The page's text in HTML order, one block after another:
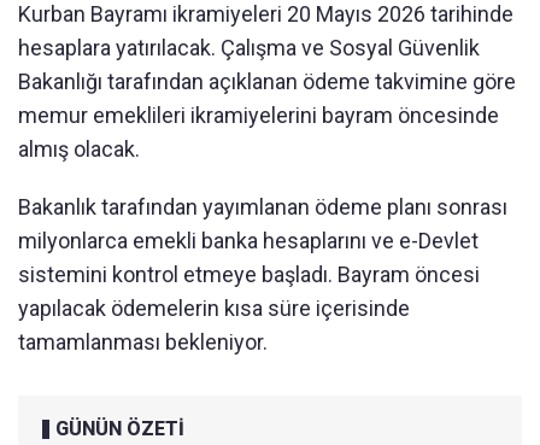
Kurban Bayramı ikramiyeleri 20 Mayıs 2026 tarihinde
hesaplara yatırılacak. Çalışma ve Sosyal Güvenlik
Bakanlığı tarafından açıklanan ödeme takvimine göre
memur emeklileri ikramiyelerini bayram öncesinde
almış olacak.
Bakanlık tarafından yayımlanan ödeme planı sonrası
milyonlarca emekli banka hesaplarını ve e-Devlet
sistemini kontrol etmeye başladı. Bayram öncesi
yapılacak ödemelerin kısa süre içerisinde
tamamlanması bekleniyor.
GÜNÜN ÖZETİ